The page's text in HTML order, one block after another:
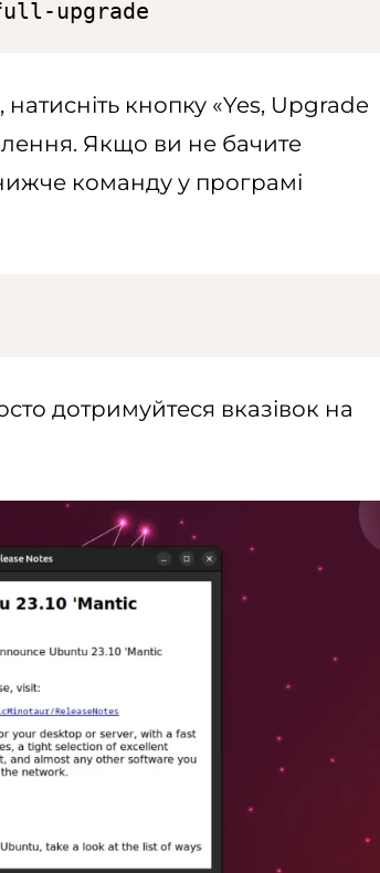
upgrade
кнопку «Yes, Upgrade
Якщо ви не бачите
команду у програмі
дотримуйтеся вказівок на